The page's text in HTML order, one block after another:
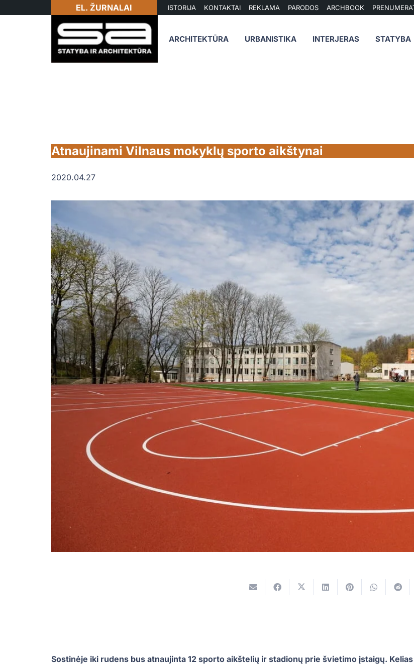
EL. ŽURNALAI ISTORIJA KONTAKTAI REKLAMA PARODOS ARCHBOOK
ARCHITEKTŪRA URBANISTIKA INTERJERAS STATYBA
Atnaujinami Vilnaus mokyklų sporto aikštynai
2020.04.27
Sostinėje iki rudens bus atnaujinta 12 sporto aikštelių ir stadionų prie švietimo įstaigų. Kelias